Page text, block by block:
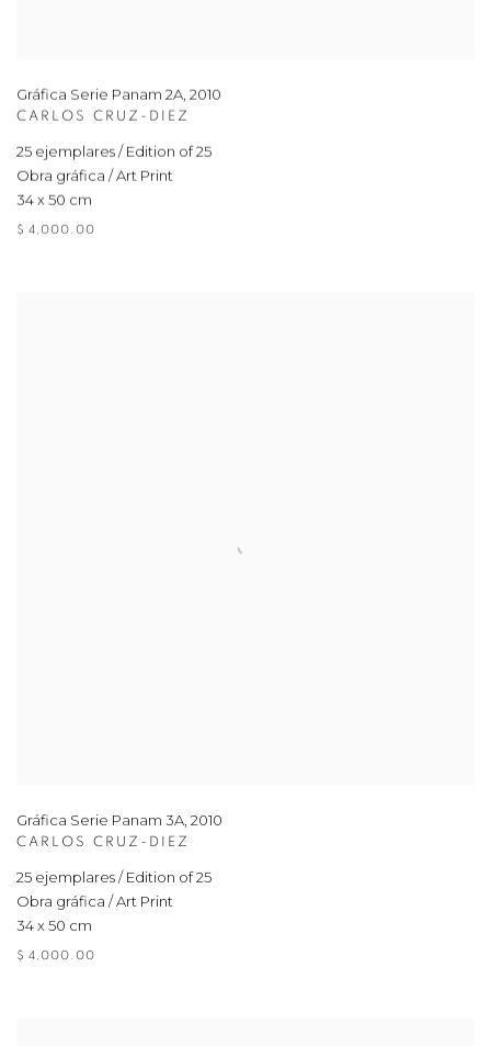
Gráfica Serie Panam 2A, 2010
CARLOS CRUZ-DIEZ
25 ejemplares / Edition of 25
Obra gráfica / Art Print
34 x 50 cm
$ 4,000.00
Gráfica Serie Panam 3A 2010
CARLOS CRUZ-DIEZ
25 ejemplares / Edition of 25
Obra gráfica / Art Print
34 x 50 cm
$ 4,000.00